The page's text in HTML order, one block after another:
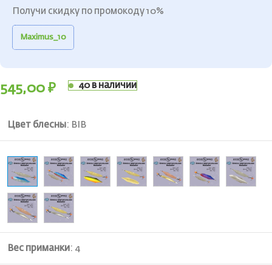
Получи скидку по промокоду 10%
Maximus_10
545,00 ₽ 40 в наличии
Цвет блесны: BIB
Вес приманки: 4